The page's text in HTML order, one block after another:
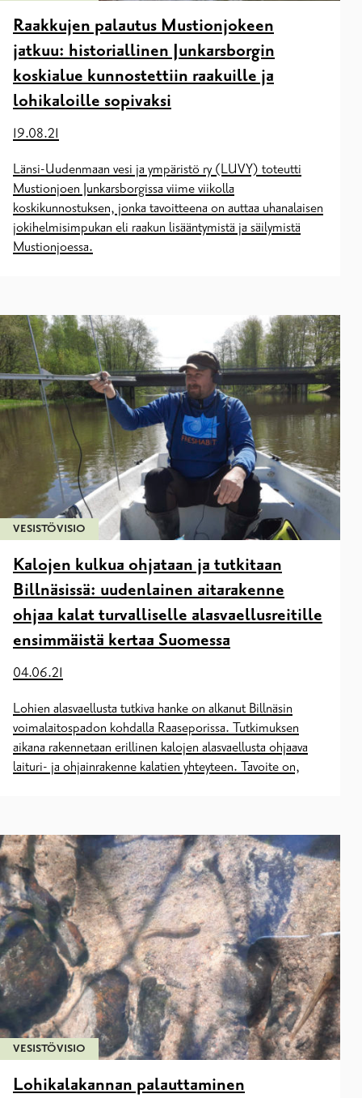
Raakkujen palautus Mustionjokeen
jatkuu: historiallinen Junkarsborgin
koskialue kunnostettiin raakuille ja
lohikaloille sopivaksi
19.08.21
Länsi-Uudenmaan vesi ja ympäristö ry (LUVY) toteutti
Mustionjoen Junkarsborgissa viime viikolla
koskikunnostuksen, jonka tavoitteena on auttaa uhanalaisen
jokihelmisimpukan eli raakun lisääntymistä ja säilymistä
Mustionjoessa.
VESISTÖVISIO
Kalojen kulkua ohjataan ja tutkitaan
Billnäsissä: uudenlainen aitarakenne
ohjaa kalat turvalliselle alasvaellusreitille
ensimmäistä kertaa Suomessa
04.06.21
Lohien alasvaellusta tutkiva hanke on alkanut Billnäsin
voimalaitospadon kohdalla Raaseporissa. Tutkimuksen
aikana rakennetaan erillinen kalojen alasvaellusta ohjaava
laituri- ja ohjainrakenne kalatien yhteyteen. Tavoite on,
VESISTÖVISIO
Lohikalakannan palauttaminen